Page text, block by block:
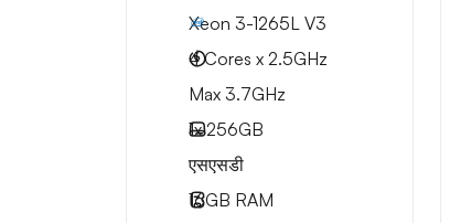
Xeon 3-1265L V3
4 Cores x 2.5GHz
Max 3.7GHz
1x256GB
एसएसडी
16GB RAM